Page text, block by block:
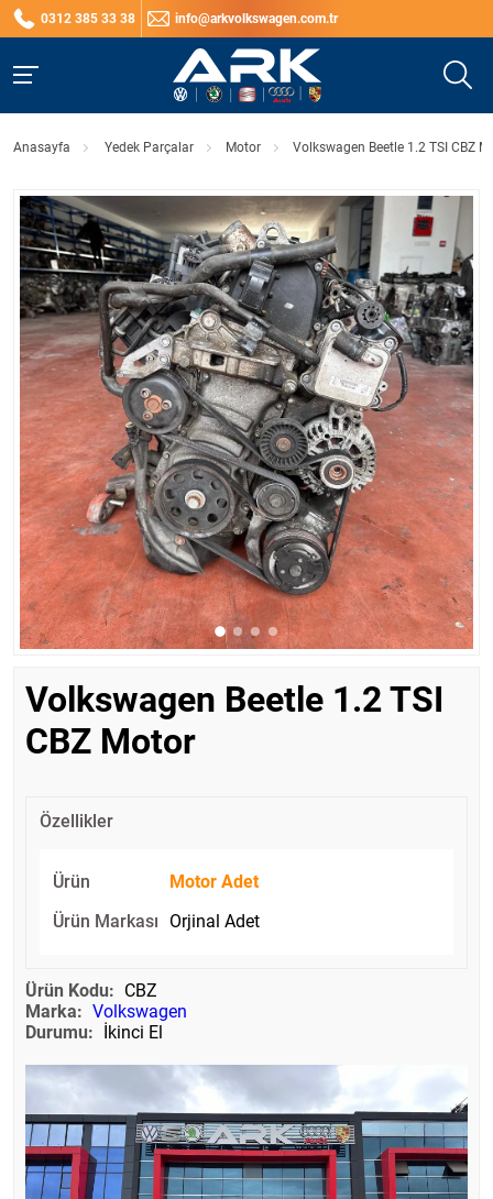
0312 385 33 38 info@arkvolkswagen.com.tr
Anasayfa Yedek Parçalar Motor Volkswagen Beetle 1.2 TSI CBZ
Volkswagen Beetle 1.2 TSI
CBZ Motor
Özellikler
Ürün
Motor Adet
Ürün Markası
Orjinal Adet
Ürün Kodu: CBZ
Marka: Volkswagen
Durumu: İkinci El